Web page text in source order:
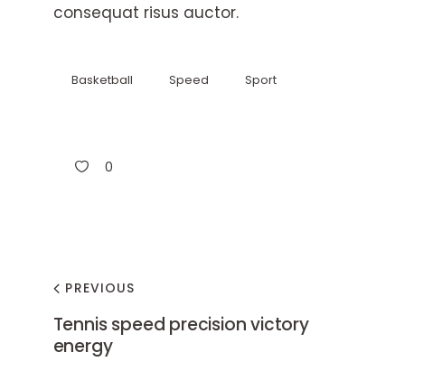
consequat risus auctor.
Basketball Speed Sport
0
PREVIOUS
Tennis speed precision victory
energy